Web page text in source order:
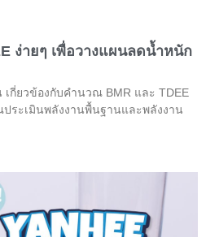
ง่ายๆ เพื่อวางแผนลดน้ำหนัก
กี่ยวข้องกับคำนวณ BMR และ TDEE
ระเมินพลังงานพื้นฐานและพลังงาน